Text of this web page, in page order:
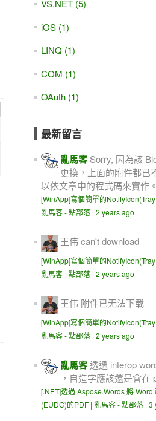
VS.NET (5)
iOS (1)
LINQ (1)
COM (1)
OAuth (1)
最新留言
亂馬客 Sorry, 因為該
更換，上面的附件都已
以依文章中的程式碼來實作
[WinApp]寫個簡單的
亂馬客 - 點部落 · 2 years ago
王伟 can't download
[WinApp]寫個簡單的
亂馬客 - 點部落 · 2 years ago
王伟 附件已无法下载
[WinApp]寫個簡單的
亂馬客 - 點部落 · 2 years ago
亂馬客透過 interop
，自造字應該還是會在
[.NET]透過 Aspose.Words 將 Word
(EUDC)的PDF | 亂馬客 - 點部落 · 3